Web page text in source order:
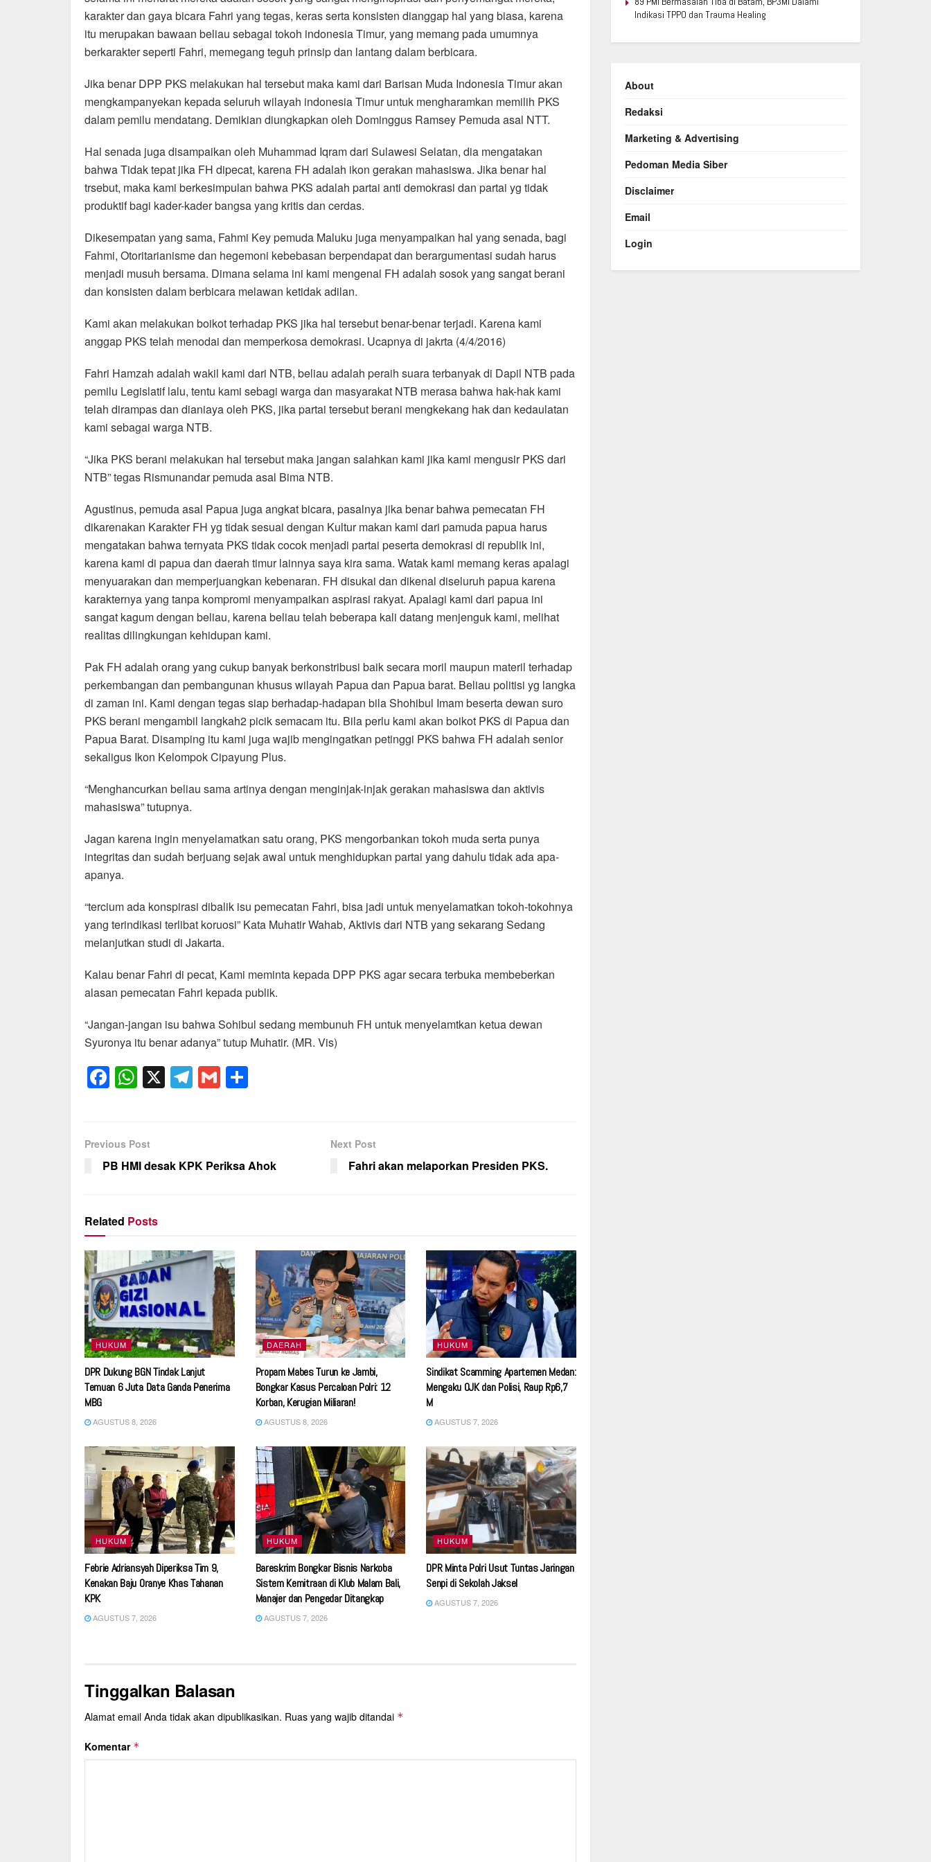
b
o
o
k
A
p
p
a
m
karakter dan gaya bicara Fahri yang tegas, keras serta konsisten dianggap hal yang biasa, karena
itu merupakan bawaan beliau sebagai tokoh indonesia Timur, yang memang pada umumnya
berkarakter seperti Fahri, memegang teguh prinsip dan lantang dalam berbicara.
Jika benar DPP PKS melakukan hal tersebut maka kami dari Barisan Muda Indonesia Timur akan
mengkampanyekan kepada seluruh wilayah indonesia Timur untuk mengharamkan memilih PKS
dalam pemilu mendatang. Demikian diungkapkan oleh Dominggus Ramsey Pemuda asal NTT.
Hal senada juga disampaikan oleh Muhammad Iqram dari Sulawesi Selatan, dia mengatakan
bahwa Tidak tepat jika FH dipecat, karena FH adalah ikon gerakan mahasiswa. Jika benar hal
trsebut, maka kami berkesimpulan bahwa PKS adalah partai anti demokrasi dan partai yg tidak
produktif bagi kader-kader bangsa yang kritis dan cerdas.
Dikesempatan yang sama, Fahmi Key pemuda Maluku juga menyampaikan hal yang senada, bagi
Fahmi, Otoritarianisme dan hegemoni kebebasan berpendapat dan berargumentasi sudah harus
menjadi musuh bersama. Dimana selama ini kami mengenal FH adalah sosok yang sangat berani
dan konsisten dalam berbicara melawan ketidak adilan.
Kami akan melakukan boikot terhadap PKS jika hal tersebut benar-benar terjadi. Karena kami
anggap PKS telah menodai dan memperkosa demokrasi. Ucapnya di jakrta (4/4/2016)
Fahri Hamzah adalah wakil kami dari NTB, beliau adalah peraih suara terbanyak di Dapil NTB pada
pemilu Legislatif lalu, tentu kami sebagi warga dan masyarakat NTB merasa bahwa hak-hak kami
telah dirampas dan dianiaya oleh PKS, jika partai tersebut berani mengkekang hak dan kedaulatan
kami sebagai warga NTB.
“Jika PKS berani melakukan hal tersebut maka jangan salahkan kami jika kami mengusir PKS dari
NTB” tegas Rismunandar pemuda asal Bima NTB.
Agustinus, pemuda asal Papua juga angkat bicara, pasalnya jika benar bahwa pemecatan FH
dikarenakan Karakter FH yg tidak sesuai dengan Kultur makan kami dari pamuda papua harus
mengatakan bahwa ternyata PKS tidak cocok menjadi partai peserta demokrasi di republik ini,
karena kami di papua dan daerah timur lainnya saya kira sama. Watak kami memang keras apalagi
menyuarakan dan memperjuangkan kebenaran. FH disukai dan dikenal diseluruh papua karena
karakternya yang tanpa kompromi menyampaikan aspirasi rakyat. Apalagi kami dari papua ini
sangat kagum dengan beliau, karena beliau telah beberapa kali datang menjenguk kami, melihat
realitas dilingkungan kehidupan kami.
Pak FH adalah orang yang cukup banyak berkonstribusi baik secara moril maupun materil terhadap
perkembangan dan pembangunan khusus wilayah Papua dan Papua barat. Beliau politisi yg langka
di zaman ini. Kami dengan tegas siap berhadap-hadapan bila Shohibul Imam beserta dewan suro
PKS berani mengambil langkah2 picik semacam itu. Bila perlu kami akan boikot PKS di Papua dan
Papua Barat. Disamping itu kami juga wajib mengingatkan petinggi PKS bahwa FH adalah senior
sekaligus Ikon Kelompok Cipayung Plus.
“Menghancurkan beliau sama artinya dengan menginjak-injak gerakan mahasiswa dan aktivis
mahasiswa” tutupnya.
Jagan karena ingin menyelamatkan satu orang, PKS mengorbankan tokoh muda serta punya
integritas dan sudah berjuang sejak awal untuk menghidupkan partai yang dahulu tidak ada apa-
apanya.
“tercium ada konspirasi dibalik isu pemecatan Fahri, bisa jadi untuk menyelamatkan tokoh-tokohnya
yang terindikasi terlibat koruosi” Kata Muhatir Wahab, Aktivis dari NTB yang sekarang Sedang
melanjutkan studi di Jakarta.
Kalau benar Fahri di pecat, Kami meminta kepada DPP PKS agar secara terbuka membeberkan
alasan pemecatan Fahri kepada publik.
“Jangan-jangan isu bahwa Sohibul sedang membunuh FH untuk menyelamtkan ketua dewan
Syuronya itu benar adanya” tutup Muhatir. (MR. Vis)
F
a
e
b
o
k
W
h
s
A
p
X T
el
a
G
m
Previous Post
PB HMI desak KPK Periksa Ahok
Next Post
Fahri akan melaporkan Presiden PKS.
Related Posts
HUKUM
DPR Dukung BGN Tindak Lanjut
Temuan 6 Juta Data Ganda Penerima
MBG
AGUSTUS 8, 2026
DAERAH
Propam Mabes Turun ke Jambi,
Bongkar Kasus Percaloan Polri: 12
Korban, Kerugian Miliaran!
AGUSTUS 8, 2026
HUKUM
Sindikat Scamming Apartemen Medan:
Mengaku OJK dan Polisi, Raup Rp6,7
M
AGUSTUS 7, 2026
HUKUM
Febrie Adriansyah Diperiksa Tim 9,
Kenakan Baju Oranye Khas Tahanan
KPK
AGUSTUS 7, 2026
HUKUM
Bareskrim Bongkar Bisnis Narkoba
Sistem Kemitraan di Klub Malam Bali,
Manajer dan Pengedar Ditangkap
AGUSTUS 7, 2026
HUKUM
DPR Minta Polri Usut Tuntas Jaringan
Senpi di Sekolah Jaksel
AGUSTUS 7, 2026
Tinggalkan Balasan
Alamat email Anda tidak akan dipublikasikan. Ruas yang wajib ditandai *
Komentar *
Indikasi TPPO dan Trauma Healing
About
Redaksi
Marketing & Advertising
Pedoman Media Siber
Disclaimer
Email
Login